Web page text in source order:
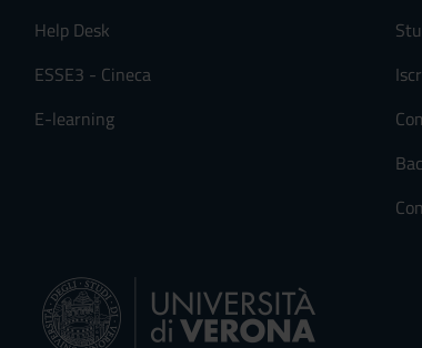
Help Desk
ESSE3 - Cineca
E-learning